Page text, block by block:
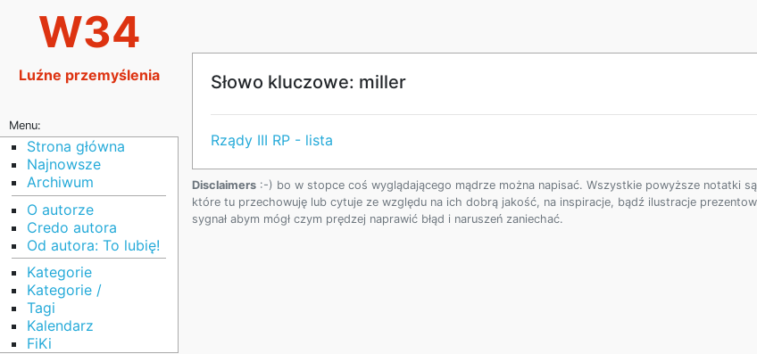
W34
Luźne przemyślenia
Menu:
Strona główna
Najnowsze
Archiwum
O autorze
Credo autora
Od autora: To lubię!
Kategorie
Kategorie /
Tagi
Kalendarz
FiKi
Słowo kluczowe: miller
Rządy III RP - lista
Disclaimers :-) bo w stopce coś wyglądającego mądrze można napisać. Wszystkie powyższe notatki
które tu przechowuję lub cytuje ze względu na ich dobrą jakość, na inspiracje, bądź ilustracje
sygnał abym mógł czym prędzej naprawić błąd i naruszeń zaniechać.